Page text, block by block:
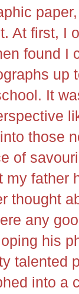
At first, I
found I
up
It
those
of
my father
thought
any
his
talented
into a